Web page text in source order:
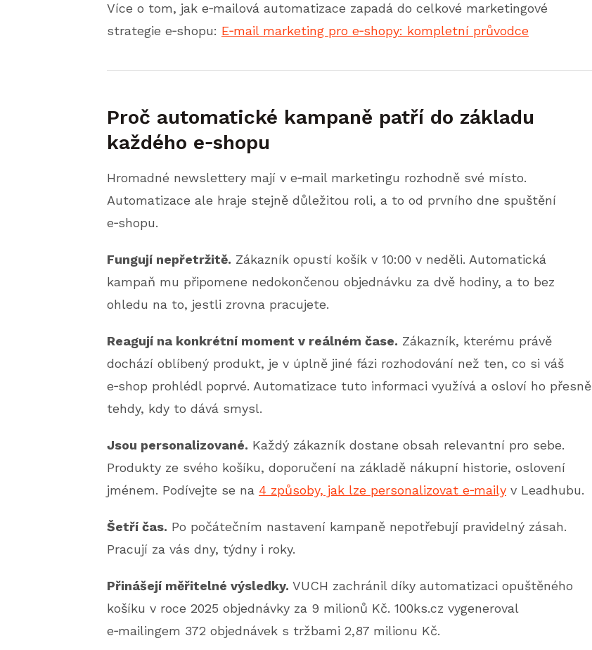
Více o tom, jak e‑mailová automatizace zapadá do celkové marketingové
strategie e‑shopu: E‑mail marketing pro e‑shopy: kompletní průvodce
Proč automatické kampaně patří do základu
každého e‑shopu
Hromadné newslettery mají v e‑mail marketingu rozhodně své místo.
Automatizace ale hraje stejně důležitou roli, a to od prvního dne spuštění
e‑shopu.
Fungují nepřetržitě. Zákazník opustí košík v 10:00 v neděli. Automatická
kampaň mu připomene nedokončenou objednávku za dvě hodiny, a to bez
ohledu na to, jestli zrovna pracujete.
Reagují na konkrétní moment v reálném čase. Zákazník, kterému právě
dochází oblíbený produkt, je v úplně jiné fázi rozhodování než ten, co si váš
e‑shop prohlédl poprvé. Automatizace tuto informaci využívá a osloví ho přesně
tehdy, kdy to dává smysl.
Jsou personalizované. Každý zákazník dostane obsah relevantní pro sebe.
Produkty ze svého košíku, doporučení na základě nákupní historie, oslovení
jménem. Podívejte se na 4 způsoby, jak lze personalizovat e‑maily v Leadhubu.
Šetří čas. Po počátečním nastavení kampaně nepotřebují pravidelný zásah.
Pracují za vás dny, týdny i roky.
Přinášejí měřitelné výsledky. VUCH zachránil díky automatizaci opuštěného
košíku v roce 2025 objednávky za 9 milionů Kč. 100ks.cz vygeneroval
e‑mailingem 372 objednávek s tržbami 2,87 milionu Kč.